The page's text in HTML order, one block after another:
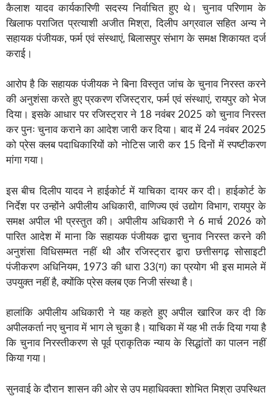
कैलाश यादव कार्यकारिणी सदस्य निर्वाचित हुए थे। चुनाव परिणाम के
खिलाफ पराजित प्रत्याशी अजीत मिश्रा, दिलीप अग्रवाल सहित अन्य ने
सहायक पंजीयक, फर्म एवं संस्थाएं, बिलासपुर संभाग के समक्ष शिकायत दर्ज
कराई।
आरोप है कि सहायक पंजीयक ने बिना विस्तृत जांच के चुनाव निरस्त करने
की अनुशंसा करते हुए प्रकरण रजिस्ट्रार, फर्म एवं संस्थाएं, रायपुर को भेज
दिया। इसके आधार पर रजिस्ट्रार ने 18 नवंबर 2025 को चुनाव निरस्त
कर पुनः चुनाव कराने का आदेश जारी कर दिया। बाद में 24 नवंबर 2025
को प्रेस क्लब पदाधिकारियों को नोटिस जारी कर 15 दिनों में स्पष्टीकरण
मांगा गया।
इस बीच दिलीप यादव ने हाईकोर्ट में याचिका दायर कर दी। हाईकोर्ट के
निर्देश पर उन्होंने अपीलीय अधिकारी, वाणिज्य एवं उद्योग विभाग, रायपुर के
समक्ष अपील भी प्रस्तुत की। अपीलीय अधिकारी ने 6 मार्च 2026 को
पारित आदेश में माना कि सहायक पंजीयक द्वारा चुनाव निरस्त करने की
अनुशंसा विधिसम्मत नहीं थी और रजिस्ट्रार द्वारा छत्तीसगढ़ सोसाइटी
पंजीकरण अधिनियम, 1973 की धारा 33(ग) का प्रयोग भी इस मामले में
उपयुक्त नहीं है, क्योंकि प्रेस क्लब एक निजी संस्था है।
हालांकि अपीलीय अधिकारी ने यह कहते हुए अपील खारिज कर दी कि
अपीलकर्ता नए चुनाव में भाग ले चुका है। याचिका में यह भी तर्क दिया गया है
कि चुनाव निरस्तीकरण से पूर्व प्राकृतिक न्याय के सिद्धांतों का पालन नहीं
किया गया।
सुनवाई के दौरान शासन की ओर से उप महाधिवक्ता शोभित मिश्रा उपस्थित